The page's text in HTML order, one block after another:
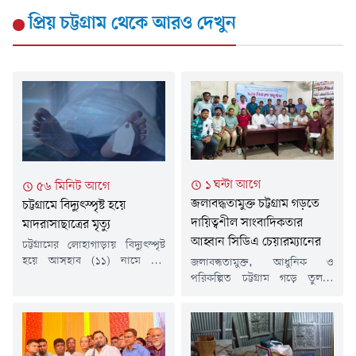
প্রিয় চট্টগ্রামথেকে আরও দেখুন
৫৬ মিনিট আগে
চট্টগ্রামে বিদ্যুৎস্পৃষ্ট হয়ে
মাদরাসাছাত্রের মৃত্যু
চট্টগ্রামের লোহাগাড়ায় বিদ্যুৎস্পৃষ্ট
হয়ে আসহাব (১১) নামে এক
দিকে উপজেলার সদর ইউনিয়নের
নেয়াজর টেক এলাকায় এ ঘটনা
ঘটে।নিহত আসহাব উপজেলার
১ ঘন্টা আগে
জলাবদ্ধতামুক্ত চট্টগ্রাম গড়তে
দায়িত্বশীল সাংবাদিকতার
আহ্বান সিডিএ চেয়ারম্যানের
জলাবদ্ধতামুক্ত, আধুনিক ও
পরিকল্পিত চট্টগ্রাম গড়ে তুলতে
ও তথ্যনির্ভর ভূমিকার ওপর
গুরুত্বারোপ করেছেন চট্টগ্রাম উন্নয়ন
কর্তৃপক্ষের (সিডিএ) চেয়ারম্যান